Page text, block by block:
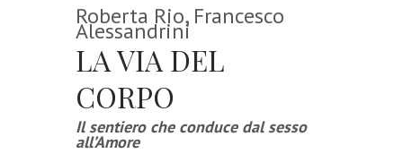
Roberta Rio, Francesco
Alessandrini
LA VIA DEL
CORPO
Il sentiero che conduce dal sesso
all’Amore